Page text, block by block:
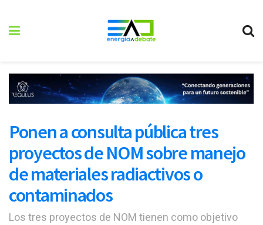
Ponen a consulta pública tres
proyectos de NOM sobre manejo
de materiales radiactivos o
contaminados
Los tres proyectos de NOM tienen como objetivo